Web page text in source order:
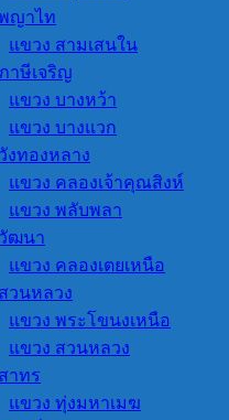
ญาไท
แขวง สามเสนใน
าษีเจริญ
แขวง บางหว้า
แขวง บางแวก
งทองหลาง
แขวง คลองเจ้าคุณสิงห์
แขวง พลับพลา
ฒนา
แขวง คลองเตยเหนือ
วนหลวง
แขวง พระโขนงเหนือ
แขวง สวนหลวง
าทร
แขวง ทุ่งมหาเมฆ